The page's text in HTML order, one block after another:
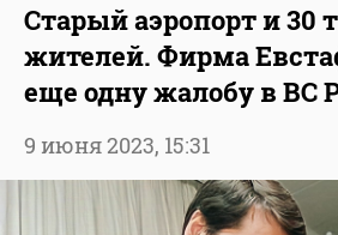
Старый аэропорт и 30
жителей. Фирма
еще одну жалобу в ВС
9 июня 2023, 15:31